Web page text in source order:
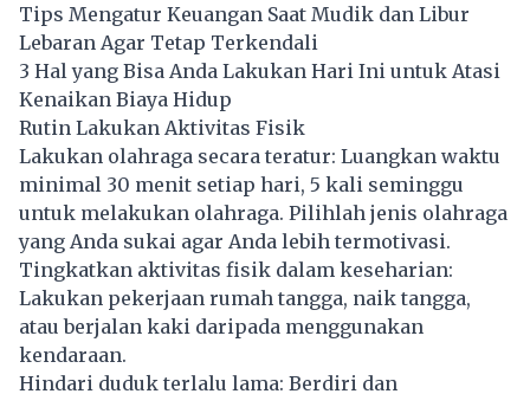
Tips Mengatur Keuangan Saat Mudik dan Libur
Lebaran Agar Tetap Terkendali
3 Hal yang Bisa Anda Lakukan Hari Ini untuk Atasi
Kenaikan Biaya Hidup
Rutin Lakukan Aktivitas Fisik
Lakukan olahraga secara teratur: Luangkan waktu
minimal 30 menit setiap hari, 5 kali seminggu
untuk melakukan olahraga. Pilihlah jenis olahraga
yang Anda sukai agar Anda lebih termotivasi.
Tingkatkan aktivitas fisik dalam keseharian:
Lakukan pekerjaan rumah tangga, naik tangga,
atau berjalan kaki daripada menggunakan
kendaraan.
Hindari duduk terlalu lama: Berdiri dan